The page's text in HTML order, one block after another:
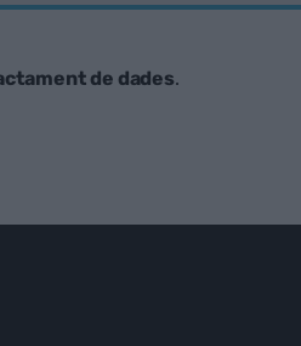
de dades.